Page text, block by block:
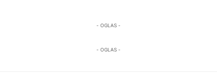
- OGLAS -
- OGLAS -